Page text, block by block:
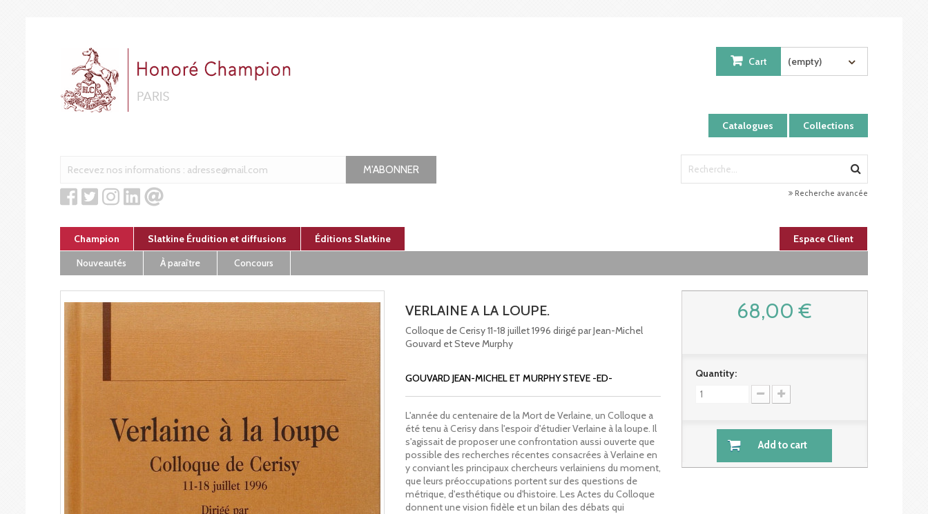
Catalogues Collections
Cart (empty)
M'ABONNER
Recherche avancée
Champion Slatkine Érudition et diffusions Éditions Slatkine
Espace Client
Nouveautés
À paraître Concours
VERLAINE A LA LOUPE.
Colloque de Cerisy 11-18 juillet 1996 dirigé par Jean-Michel
Gouvard et Steve Murphy
GOUVARD JEAN-MICHEL ET MURPHY STEVE -ED-
L'année du centenaire de la Mort de Verlaine, un Colloque a
été tenu à Cerisy dans l'espoir d'étudier Verlaine à la loupe. Il
s'agissait de proposer une confrontation aussi ouverte que
possible des recherches récentes consacrées à Verlaine en
y conviant les principaux chercheurs verlainiens du moment,
que leurs préoccupations portent sur des questions de
métrique, d'esthétique ou d'histoire. Les Actes du Colloque
donnent une vision fidèle et un bilan des débats qui
68,00 €
Quantity:
Add to cart